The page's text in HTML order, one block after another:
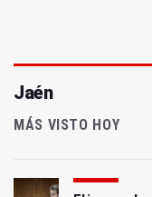
Jaén
MÁS VISTO HOY